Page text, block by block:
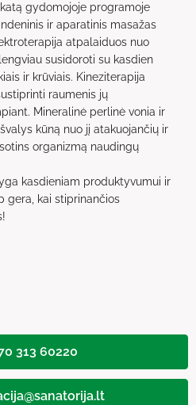
gydomojoje programoje
ir aparatinis masažas
atpalaiduos nuo
susidoroti su kasdien
ir krūviais. Kineziterapija
raumenis jų
Mineralinė perlinė vonia ir
kūną nuo jį atakuojančių ir
organizmą naudingų
kasdieniam produktyvumui ir
gera, kai stiprinančios
313 60220